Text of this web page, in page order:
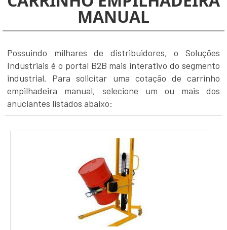
MANUAL
Possuindo milhares de distribuidores, o Soluções
Industriais é o portal B2B mais interativo do segmento
industrial. Para solicitar uma cotação de carrinho
empilhadeira manual, selecione um ou mais dos
anuciantes listados abaixo: